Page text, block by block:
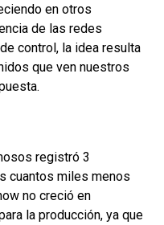
en otros
de las redes
control, la idea resulta
que ven nuestros
registró 3
cuantos miles menos
no creció en
la producción, ya que